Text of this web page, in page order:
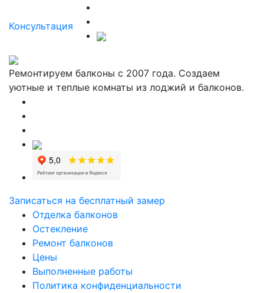
Консультация
Ремонтируем балконы с 2007 года. Создаем
уютные и теплые комнаты из лоджий и балконов.
Записаться на бесплатный замер
Отделка балконов
Остекление
Ремонт балконов
Цены
Выполненные работы
Политика конфиденциальности